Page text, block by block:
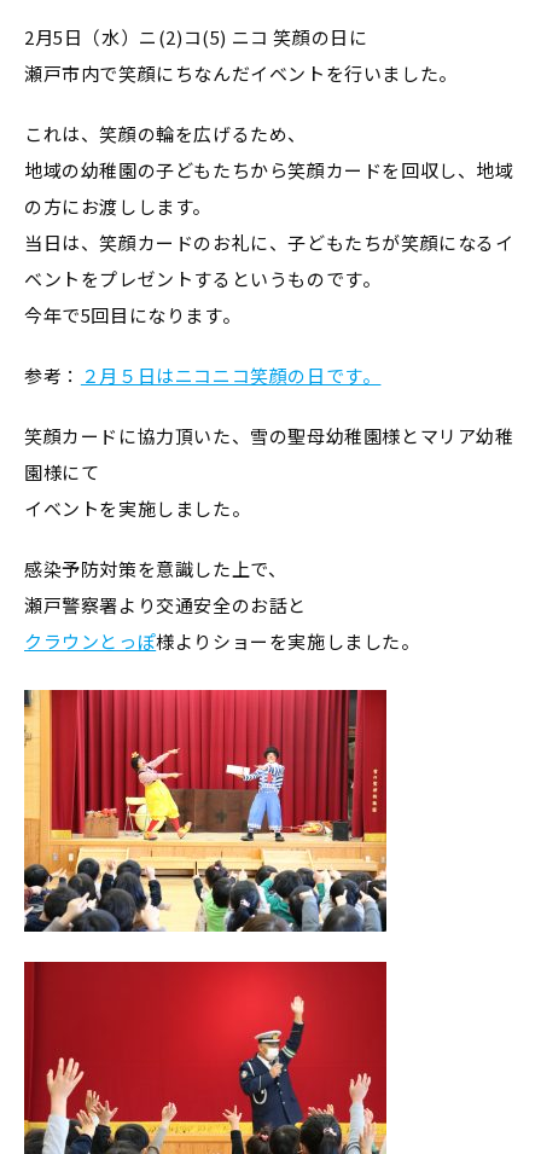
2月5日（水）ニ(2)コ(5) ニコ 笑顔の日に
瀬戸市内で笑顔にちなんだイベントを行いました。
これは、笑顔の輪を広げるため、
地域の幼稚園の子どもたちから笑顔カードを回収し、地域
の方にお渡しします。
当日は、笑顔カードのお礼に、子どもたちが笑顔になるイ
ベントをプレゼントするというものです。
今年で5回目になります。
参考： ２月５日はニコニコ笑顔の日です。
笑顔カードに協力頂いた、雪の聖母幼稚園様とマリア幼稚
園様にて
イベントを実施しました。
感染予防対策を意識した上で、
瀬戸警察署より交通安全のお話と
クラウンとっぽ様よりショーを実施しました。